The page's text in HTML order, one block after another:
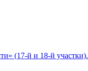
(17-й и 18-й участки).